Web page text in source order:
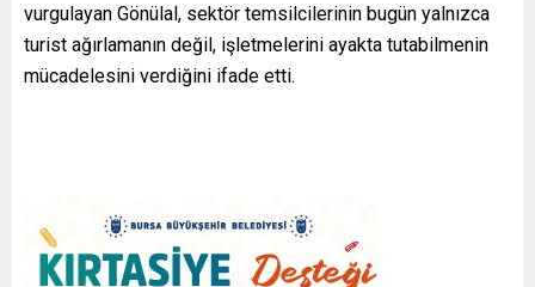
vurgulayan Gönülal, sektör temsilcilerinin bugün yalnızca
turist ağırlamanın değil, işletmelerini ayakta tutabilmenin
mücadelesini verdiğini ifade etti.